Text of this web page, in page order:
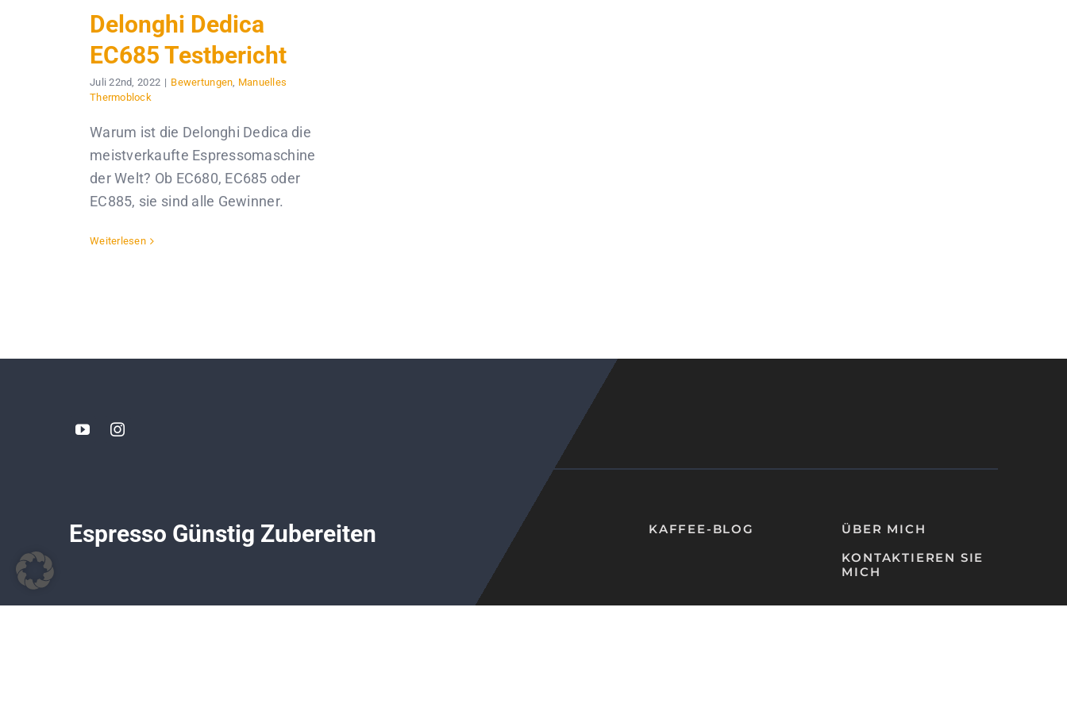
Delonghi Dedica
EC685 Testbericht
Juli 22nd, 2022 | Bewertungen, Manuelles
Thermoblock
Warum ist die Delonghi Dedica die
meistverkaufte Espressomaschine
der Welt? Ob EC680, EC685 oder
EC885, sie sind alle Gewinner.
Weiterlesen
Espresso Günstig Zubereiten KAFFEE-BLOG
ÜBER MICH
KONTAKTIEREN SIE
MICH